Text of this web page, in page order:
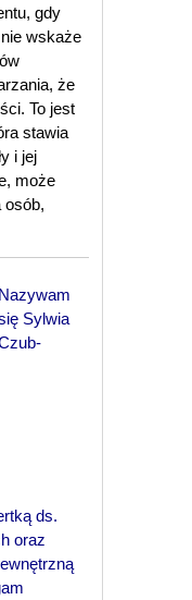
gdy
wskaże
że
To jest
stawia
i jej
może
osób,
Nazywam
Sylwia
ds.
oraz